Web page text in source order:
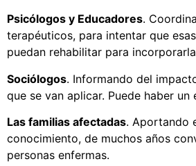
Psicólogos y Educadores.
terapéuticos, para intentar que
puedan rehabilitar para
Sociólogos. Informando del
que se van aplicar. Puede haber un
Las familias afectadas. Aportando
conocimiento, de muchos años
personas enfermas.